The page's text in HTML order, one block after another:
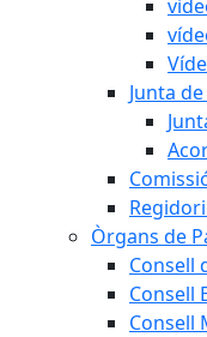
Junta
Òrgans de
Consell
Consell
Consell